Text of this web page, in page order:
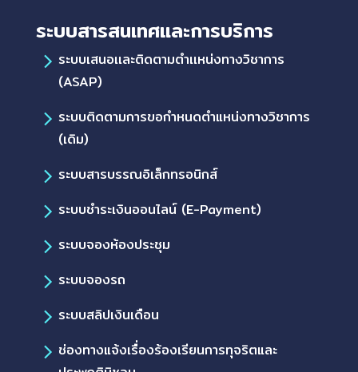
ระบบสารสนเทศและการบริการ
ระบบเสนอเเละติดตามตำเเหน่งทางวิชาการ
(ASAP)
ระบบติดตามการขอกำหนดตำแหน่งทางวิชาการ
(เดิม)
ระบบสารบรรณอิเล็กทรอนิกส์
ระบบชำระเงินออนไลน์ (E-Payment)
ระบบจองห้องประชุม
ระบบจองรถ
ระบบสลิปเงินเดือน
ช่องทางแจ้งเรื่องร้องเรียนการทุจริตและ